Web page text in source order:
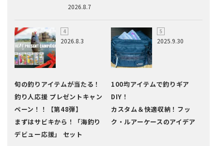
2026.8.7
2026.8.3
旬の釣りアイテムが当たる！
釣り人応援 プレゼントキャン
ペーン！！【第48弾】
まずはサビキから！「海釣り
デビュー応援」 セット
2025.9.30
100均アイテムで釣りギア
DIY！
カスタム＆快適収納！フッ
ク・ルアーケースのアイデア